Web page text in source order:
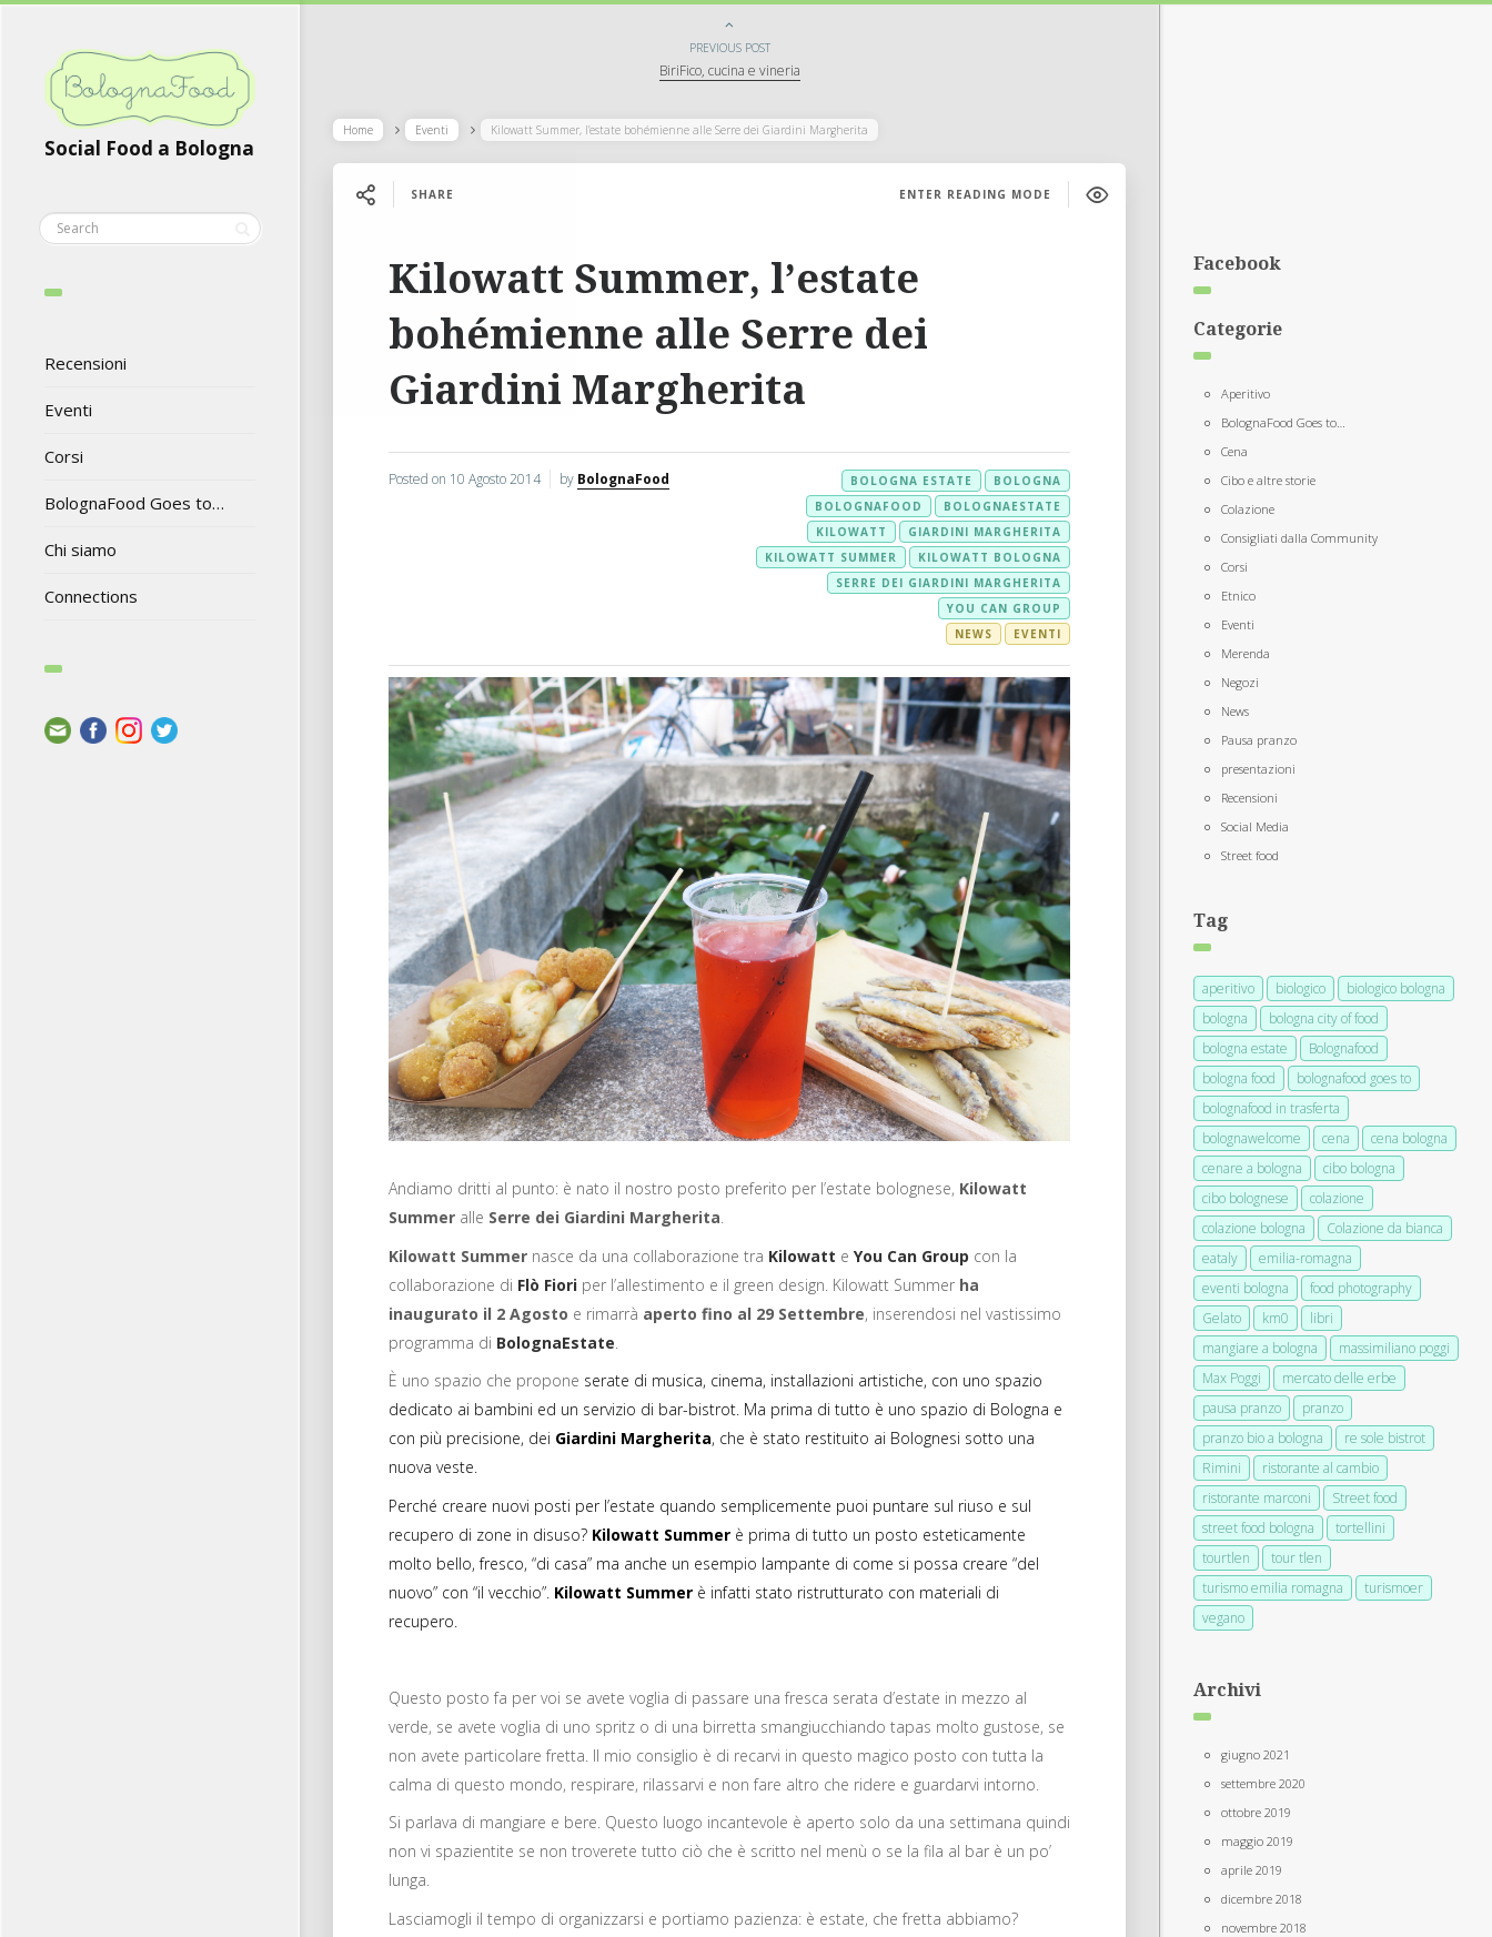
Social Food a Bologna
Recensioni
Eventi
Corsi
BolognaFood Goes to…
Chi siamo
Connections
PREVIOUS POST
BiriFico, cucina e vineria
Home Eventi Kilowatt Summer, l’estate bohémienne alle Serre dei Giardini Margherita
SHARE ENTER READING MODE
Kilowatt Summer, l’estate
bohémienne alle Serre dei
Giardini Margherita
Posted on 10 Agosto 2014 by BolognaFood BOLOGNA
BOLOGNA ESTATE
BOLOGNAESTATE
BOLOGNAFOOD
GIARDINI MARGHERITA
KILOWATT
KILOWATT BOLOGNA
KILOWATT SUMMER
SERRE DEI GIARDINI MARGHERITA
YOU CAN GROUP
EVENTI
NEWS
Andiamo dritti al punto: è nato il nostro posto preferito per l’estate bolognese, Kilowatt
Summer alle Serre dei Giardini Margherita.
Kilowatt Summer nasce da una collaborazione tra Kilowatt e You Can Group con la
collaborazione di Flò Fiori per l’allestimento e il green design. Kilowatt Summer ha
inaugurato il 2 Agosto e rimarrà aperto fino al 29 Settembre, inserendosi nel vastissimo
programma di BolognaEstate.
È uno spazio che propone serate di musica, cinema, installazioni artistiche, con uno spazio
dedicato ai bambini ed un servizio di bar-bistrot. Ma prima di tutto è uno spazio di Bologna e
con più precisione, dei Giardini Margherita, che è stato restituito ai Bolognesi sotto una
nuova veste.
Perché creare nuovi posti per l’estate quando semplicemente puoi puntare sul riuso e sul
recupero di zone in disuso? Kilowatt Summer è prima di tutto un posto esteticamente
molto bello, fresco, “di casa” ma anche un esempio lampante di come si possa creare “del
nuovo” con “il vecchio”. Kilowatt Summer è infatti stato ristrutturato con materiali di
recupero.
Questo posto fa per voi se avete voglia di passare una fresca serata d’estate in mezzo al
verde, se avete voglia di uno spritz o di una birretta smangiucchiando tapas molto gustose, se
non avete particolare fretta. Il mio consiglio è di recarvi in questo magico posto con tutta la
calma di questo mondo, respirare, rilassarvi e non fare altro che ridere e guardarvi intorno.
Si parlava di mangiare e bere. Questo luogo incantevole è aperto solo da una settimana quindi
non vi spazientite se non troverete tutto ciò che è scritto nel menù o se la fila al bar è un po’
lunga.
Lasciamogli il tempo di organizzarsi e portiamo pazienza: è estate, che fretta abbiamo?
Facebook
Categorie
Aperitivo
BolognaFood Goes to…
Cena
Cibo e altre storie
Colazione
Consigliati dalla Community
Corsi
Etnico
Eventi
Merenda
Negozi
News
Pausa pranzo
presentazioni
Recensioni
Social Media
Street food
Tag
aperitivo biologico
biologico bologna
bologna
bologna city of food
bologna estate
Bolognafood
bologna food
bolognafood goes to
bolognafood in trasferta
bolognawelcome
cena
cena bologna
cenare a bologna
cibo bologna
cibo bolognese
colazione
colazione bologna
Colazione da bianca
eataly
emilia-romagna
eventi bologna
food photography
Gelato
km0
libri
mangiare a bologna
massimiliano poggi
Max Poggi
mercato delle erbe
pausa pranzo
pranzo
pranzo bio a bologna
re sole bistrot
Rimini
ristorante al cambio
ristorante marconi
Street food
street food bologna
tortellini
tourtlen
tour tlen
turismo emilia romagna
turismoer
vegano
Archivi
giugno 2021
settembre 2020
ottobre 2019
maggio 2019
aprile 2019
dicembre 2018
novembre 2018